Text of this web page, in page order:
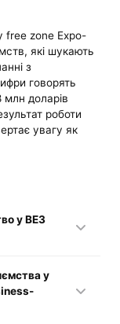
free zone Expo-
які шукають
з
говорять
млн доларів
роботи
увагу як
у ВЕЗ
умова —
плану та
у